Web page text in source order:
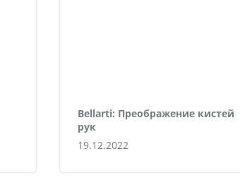
Bellarti: Преображение кистей
рук
19.12.2022